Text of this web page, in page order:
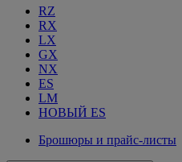
RZ
RX
LX
GX
NX
ES
LM
НОВЫЙ ES
Брошюры и прайс-листы